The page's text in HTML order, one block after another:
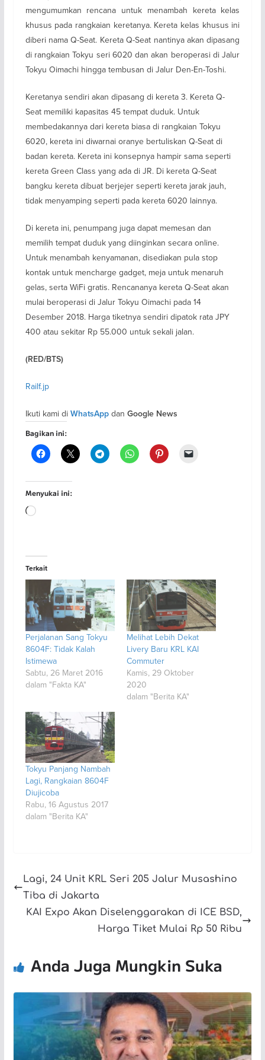
mengumumkan rencana untuk menambah kereta kelas
khusus pada rangkaian keretanya. Kereta kelas khusus ini
diberi nama Q-Seat. Kereta Q-Seat nantinya akan dipasang
di rangkaian Tokyu seri 6020 dan akan beroperasi di Jalur
Tokyu Oimachi hingga tembusan di Jalur Den-En-Toshi.
Keretanya sendiri akan dipasang di kereta 3. Kereta Q-
Seat memiliki kapasitas 45 tempat duduk. Untuk
membedakannya dari kereta biasa di rangkaian Tokyu
6020, kereta ini diwarnai oranye bertuliskan Q-Seat di
badan kereta. Kereta ini konsepnya hampir sama seperti
kereta Green Class yang ada di JR. Di kereta Q-Seat
bangku kereta dibuat berjejer seperti kereta jarak jauh,
tidak menyamping seperti pada kereta 6020 lainnya.
Di kereta ini, penumpang juga dapat memesan dan
memilih tempat duduk yang diinginkan secara online.
Untuk menambah kenyamanan, disediakan pula stop
kontak untuk mencharge gadget, meja untuk menaruh
gelas, serta WiFi gratis. Rencananya kereta Q-Seat akan
mulai beroperasi di Jalur Tokyu Oimachi pada 14
Desember 2018. Harga tiketnya sendiri dipatok rata JPY
400 atau sekitar Rp 55.000 untuk sekali jalan.
(RED/BTS)
Railf.jp
Ikuti kami di WhatsAppdan Google News
Bagikan ini:
Menyukai ini:
Memuat...
Terkait
Perjalanan Sang Tokyu
8604F: Tidak Kalah
Istimewa
Sabtu, 26 Maret 2016
dalam "Fakta KA"
Melihat Lebih Dekat
Livery Baru KRL KAI
Commuter
Kamis, 29 Oktober
2020
dalam "Berita KA"
Tokyu Panjang Nambah
Lagi, Rangkaian 8604F
Diujicoba
Rabu, 16 Agustus 2017
dalam "Berita KA"
Lagi, 24 Unit KRL Seri 205 Jalur Musashino
Tiba di Jakarta
KAI Expo Akan Diselenggarakan di ICE BSD,
Harga Tiket Mulai Rp 50 Ribu
Anda Juga Mungkin Suka